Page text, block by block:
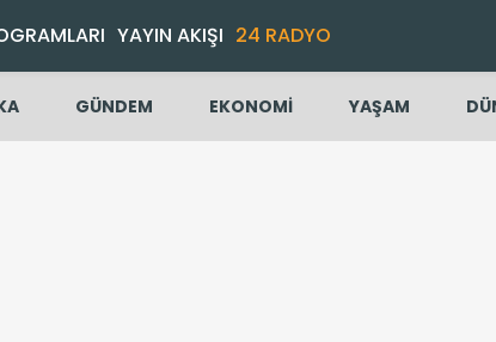
YAYIN AKIŞI 24 RADYO
GÜNDEM EKONOMİ YAŞAM